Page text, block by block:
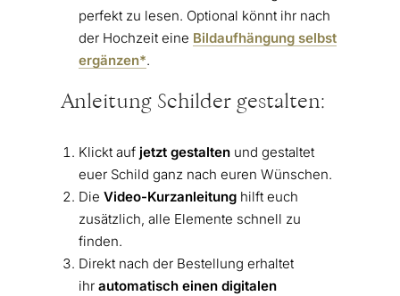
perfekt zu lesen. Optional könnt ihr nach
der Hochzeit eine Bildaufhängung selbst
ergänzen*.
Anleitung Schilder gestalten:
Klickt auf jetzt gestaltenund gestaltet
euer Schild ganz nach euren Wünschen.
Die Video-Kurzanleitunghilft euch
zusätzlich, alle Elemente schnell zu
finden.
Direkt nach der Bestellung erhaltet
ihr automatisch einen digitalen